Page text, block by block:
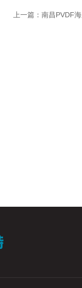
上一篇： 南昌PVDF